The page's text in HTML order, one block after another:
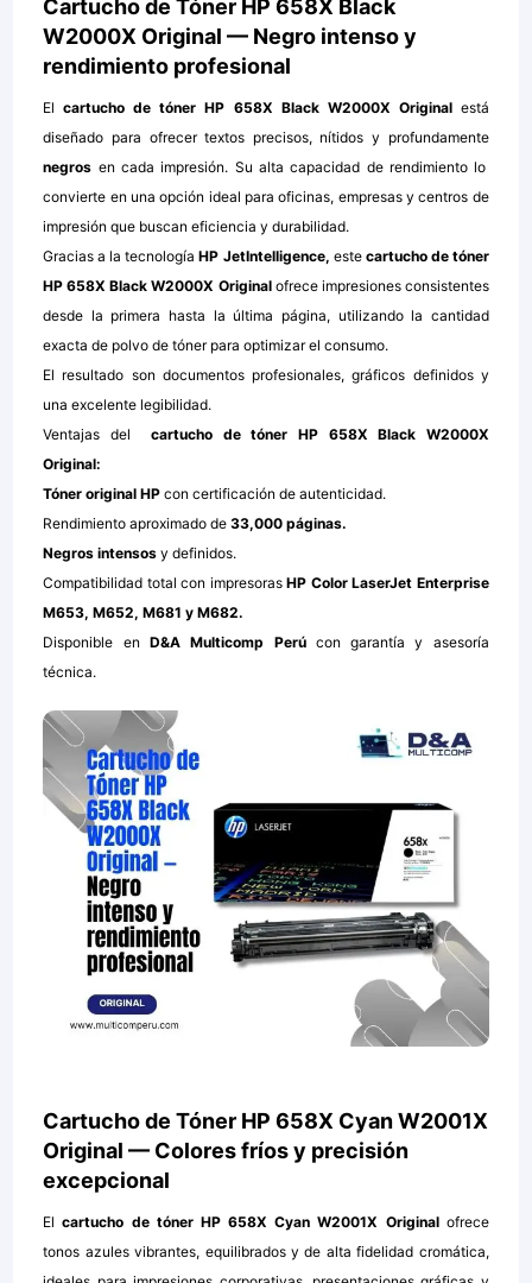
Cartucho de Tóner HP 658X Black
W2000X Original — Negro intenso y
rendimiento profesional
El cartucho de tóner HP 658X Black W2000X Originalestá
diseñado para ofrecer textos precisos, nítidos y profundamente
negros en cada impresión. Su alta capacidad de rendimiento lo
convierte en una opción ideal para oficinas, empresas y centros de
impresión que buscan eficiencia y durabilidad.
Gracias a la tecnologíaHP JetIntelligence, este cartucho de tóner
HP 658X Black W2000X Originalofrece impresiones consistentes
desde la primera hasta la última página, utilizando la cantidad
exacta de polvo de tóner para optimizar el consumo.
El resultado son documentos profesionales, gráficos definidos y
una excelente legibilidad.
Ventajas del
cartucho de tóner HP 658X Black W2000X
Original:
Tóner original HPcon certificación de autenticidad.
Rendimiento aproximado de33,000 páginas.
Negros intensos y definidos.
Compatibilidad total con impresorasHP Color LaserJet Enterprise
M653, M652, M681 y M682.
Disponible en D&A Multicomp Perúcon garantía y asesoría
técnica.
Cartucho de Tóner HP 658X Cyan W2001X
Original — Colores fríos y precisión
excepcional
Elcartucho de tóner HP 658X Cyan W2001X Original ofrece
tonos azules vibrantes, equilibrados y de alta fidelidad cromática,